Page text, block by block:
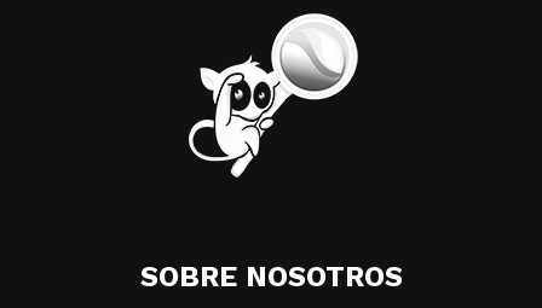
SOBRE NOSOTROS